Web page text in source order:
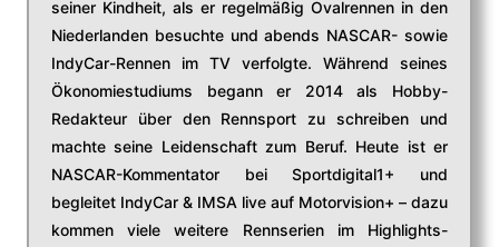
seiner Kindheit, als er regelmäßig Ovalrennen in den
Niederlanden besuchte und abends NASCAR- sowie
IndyCar-Rennen im TV verfolgte. Während seines
Ökonomiestudiums begann er 2014 als Hobby-
Redakteur über den Rennsport zu schreiben und
machte seine Leidenschaft zum Beruf. Heute ist er
NASCAR-Kommentator bei Sportdigital1+ und
begleitet IndyCar & IMSA live auf Motorvision+ – dazu
kommen viele weitere Rennserien im Highlights-